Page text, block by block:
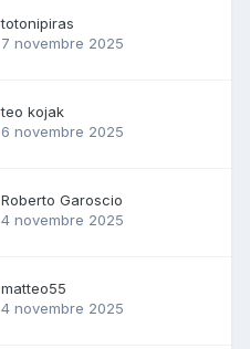
totonipiras
7 novembre 2025
teo kojak
6 novembre 2025
Roberto Garoscio
4 novembre 2025
matteo55
4 novembre 2025